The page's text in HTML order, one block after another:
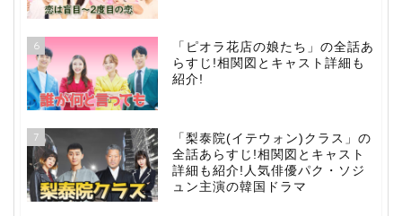
6
「ピオラ花店の娘たち」の全話あ
らすじ!相関図とキャスト詳細も
紹介!
7
「梨泰院(イテウォン)クラス」の
全話あらすじ!相関図とキャスト
詳細も紹介!人気俳優パク・ソジ
ュン主演の韓国ドラマ